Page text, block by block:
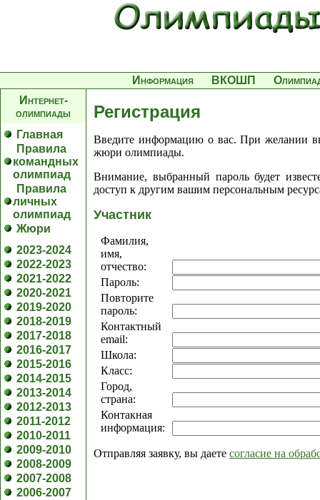
Информация ВКОШП
Интернет-
олимпиады
Главная
Правила
командных
олимпиад
Правила
личных
олимпиад
Жюри
2023-2024
2022-2023
2021-2022
2020-2021
2019-2020
2018-2019
2017-2018
2016-2017
2015-2016
2014-2015
2013-2014
2012-2013
2011-2012
2010-2011
2009-2010
2008-2009
2007-2008
2006-2007
Регистрация
Введите информацию о вас. При желании
жюри олимпиады.
Внимание, выбранный пароль будет
доступ к другим вашим персональным
Участник
Фамилия,
имя,
отчество:
Пароль:
Повторите
пароль:
Контактный
email:
Школа:
Класс:
Город,
страна:
Контакная
информация:
Отправляя заявку, вы даете согласие на